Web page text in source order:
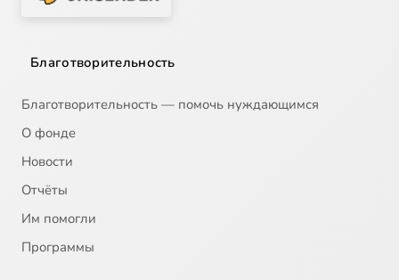
Благотворительность
Благотворительность — помочь нуждающимся
О фонде
Новости
Отчёты
Им помогли
Программы